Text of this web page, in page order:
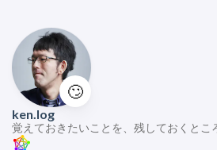
🙄
ken.log
覚えておきたいことを、残しておくとこ